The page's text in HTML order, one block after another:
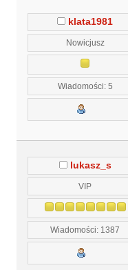
klata1981
Nowicjusz
Wiadomości: 5
lukasz_s
VIP
Wiadomości: 1387